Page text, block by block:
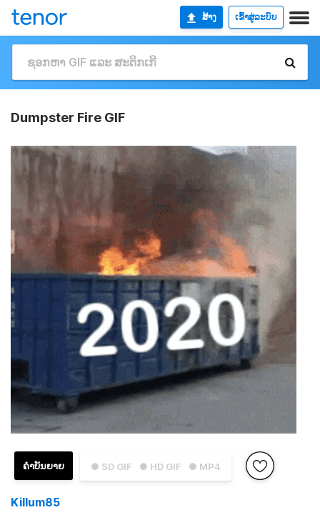
ສ້າງ ເຂົ້າສູ່ລະບົບ
Dumpster Fire GIF
● SD GIF ● HD GIF ● MP4
ຄຳບັນຍາຍ
Killum85